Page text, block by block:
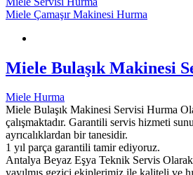
Miele Çamaşır Makinesi Hurma
Miele Bulaşık Makinesi
Miele Hurma
Miele Bulaşık Makinesi Servisi Hurma
çalışmaktadır. Garantili servis hizmeti
ayrıcalıklardan bir tanesidir.
1 yıl parça garantili tamir ediyoruz.
Antalya Beyaz Eşya Teknik Servis